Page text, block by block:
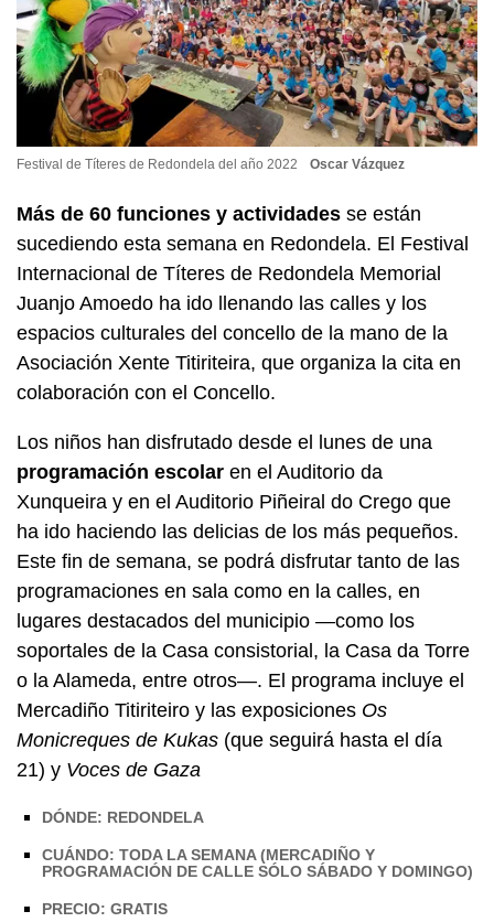
Festival de Títeres de Redondela del año 2022 Oscar Vázquez
Más de 60 funciones y actividades se están
sucediendo esta semana en Redondela. El Festival
Internacional de Títeres de Redondela Memorial
Juanjo Amoedo ha ido llenando las calles y los
espacios culturales del concello de la mano de la
Asociación Xente Titiriteira, que organiza la cita en
colaboración con el Concello.
Los niños han disfrutado desde el lunes de una
programación escolar en el Auditorio da
Xunqueira y en el Auditorio Piñeiral do Crego que
ha ido haciendo las delicias de los más pequeños.
Este fin de semana, se podrá disfrutar tanto de las
programaciones en sala como en la calles, en
lugares destacados del municipio —como los
soportales de la Casa consistorial, la Casa da Torre
o la Alameda, entre otros—. El programa incluye el
Mercadiño Titiriteiro y las exposiciones Os
Monicreques de Kukas (que seguirá hasta el día
21) y Voces de Gaza
DÓNDE: REDONDELA
CUÁNDO: TODA LA SEMANA (MERCADIÑO Y
PROGRAMACIÓN DE CALLE SÓLO SÁBADO Y DOMINGO)
PRECIO: GRATIS